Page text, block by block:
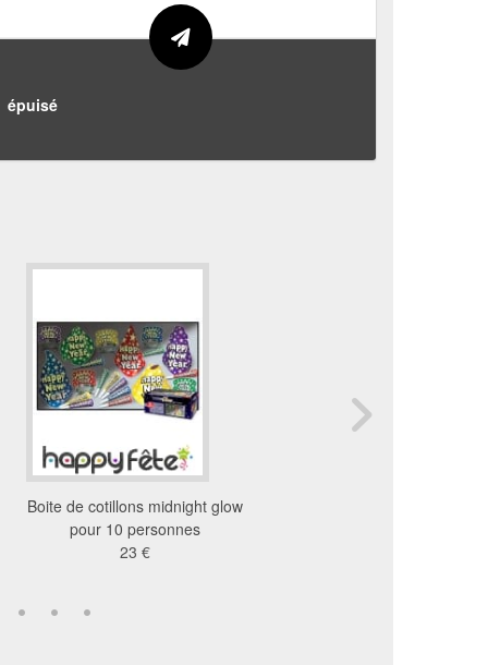
épuisé
Boite de cotillons midnight glow
pour 10 personnes
23 €